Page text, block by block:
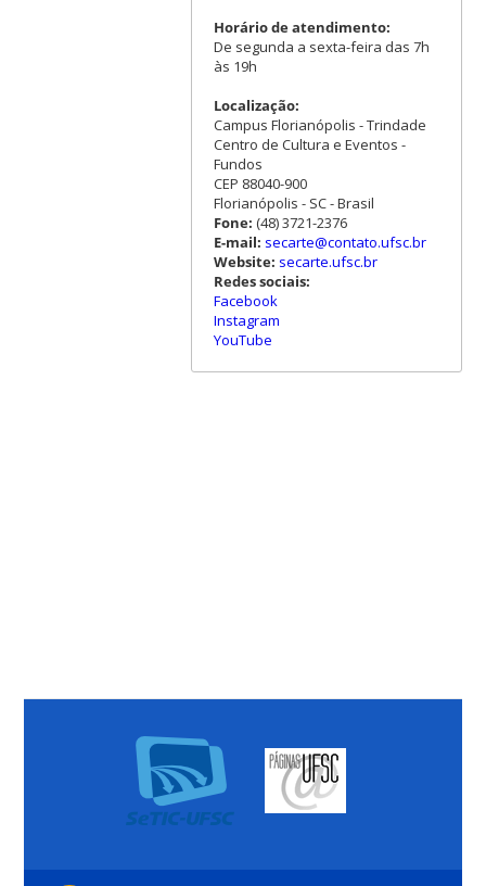
Horário de atendimento:
De segunda a sexta-feira das 7h
às 19h
Localização:
Campus Florianópolis - Trindade
Centro de Cultura e Eventos -
Fundos
CEP 88040-900
Florianópolis - SC - Brasil
Fone: (48) 3721-2376
E-mail: secarte@contato.ufsc.br
Website: secarte.ufsc.br
Redes sociais:
Facebook
Instagram
YouTube